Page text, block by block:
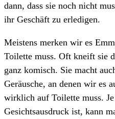
dann, dass sie noch nicht
ihr Geschäft zu erledigen.
Meistens merken wir es
Toilette muss. Oft kneift sie
ganz komisch. Sie macht
Geräusche, an denen wir es
wirklich auf Toilette muss.
Gesichtsausdruck ist, kann